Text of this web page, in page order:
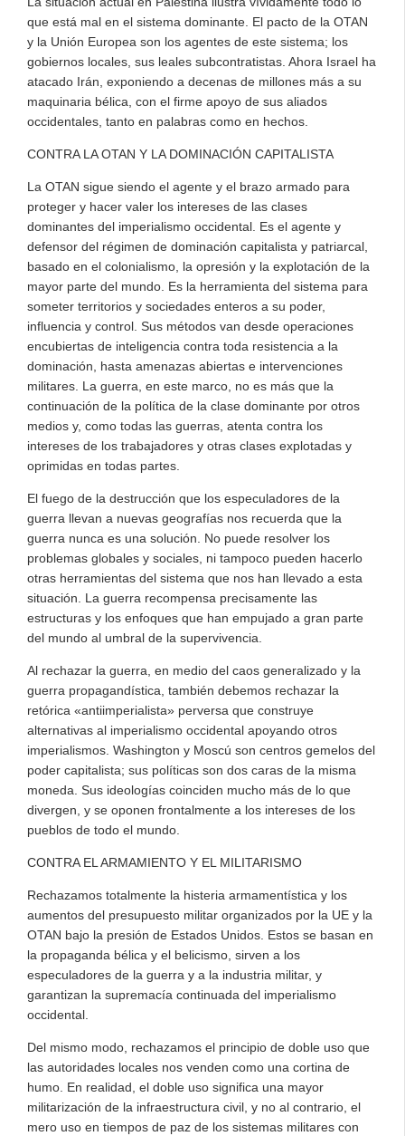
que está mal en el sistema dominante. El pacto de la OTAN
y la Unión Europea son los agentes de este sistema; los
gobiernos locales, sus leales subcontratistas. Ahora Israel ha
atacado Irán, exponiendo a decenas de millones más a su
maquinaria bélica, con el firme apoyo de sus aliados
occidentales, tanto en palabras como en hechos.
CONTRA LA OTAN Y LA DOMINACIÓN CAPITALISTA
La OTAN sigue siendo el agente y el brazo armado para
proteger y hacer valer los intereses de las clases
dominantes del imperialismo occidental. Es el agente y
defensor del régimen de dominación capitalista y patriarcal,
basado en el colonialismo, la opresión y la explotación de la
mayor parte del mundo. Es la herramienta del sistema para
someter territorios y sociedades enteros a su poder,
influencia y control. Sus métodos van desde operaciones
encubiertas de inteligencia contra toda resistencia a la
dominación, hasta amenazas abiertas e intervenciones
militares. La guerra, en este marco, no es más que la
continuación de la política de la clase dominante por otros
medios y, como todas las guerras, atenta contra los
intereses de los trabajadores y otras clases explotadas y
oprimidas en todas partes.
El fuego de la destrucción que los especuladores de la
guerra llevan a nuevas geografías nos recuerda que la
guerra nunca es una solución. No puede resolver los
problemas globales y sociales, ni tampoco pueden hacerlo
otras herramientas del sistema que nos han llevado a esta
situación. La guerra recompensa precisamente las
estructuras y los enfoques que han empujado a gran parte
del mundo al umbral de la supervivencia.
Al rechazar la guerra, en medio del caos generalizado y la
guerra propagandística, también debemos rechazar la
retórica «antiimperialista» perversa que construye
alternativas al imperialismo occidental apoyando otros
imperialismos. Washington y Moscú son centros gemelos del
poder capitalista; sus políticas son dos caras de la misma
moneda. Sus ideologías coinciden mucho más de lo que
divergen, y se oponen frontalmente a los intereses de los
pueblos de todo el mundo.
CONTRA EL ARMAMIENTO Y EL MILITARISMO
Rechazamos totalmente la histeria armamentística y los
aumentos del presupuesto militar organizados por la UE y la
OTAN bajo la presión de Estados Unidos. Estos se basan en
la propaganda bélica y el belicismo, sirven a los
especuladores de la guerra y a la industria militar, y
garantizan la supremacía continuada del imperialismo
occidental.
Del mismo modo, rechazamos el principio de doble uso que
las autoridades locales nos venden como una cortina de
humo. En realidad, el doble uso significa una mayor
militarización de la infraestructura civil, y no al contrario, el
mero uso en tiempos de paz de los sistemas militares con